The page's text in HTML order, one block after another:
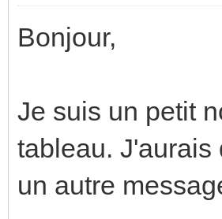
Bonjour,
Je suis un petit
tableau. J'aurais
un autre